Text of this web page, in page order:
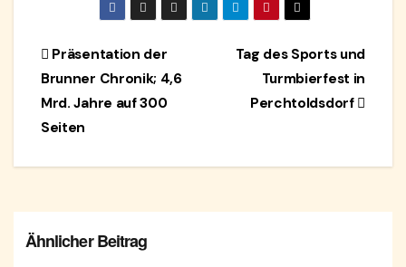
BeitragsnavigationTag des Sports und
Turmbierfest in
Perchtoldsdorf
Präsentation der
Brunner Chronik; 4,6
Mrd. Jahre auf 300
Seiten
Ähnlicher Beitrag